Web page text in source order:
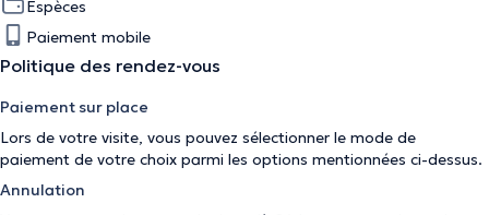
Espèces
Paiement mobile
Politique des rendez-vous
Paiement sur place
Lors de votre visite, vous pouvez sélectionner le mode de
paiement de votre choix parmi les options mentionnées ci-dessus.
Annulation